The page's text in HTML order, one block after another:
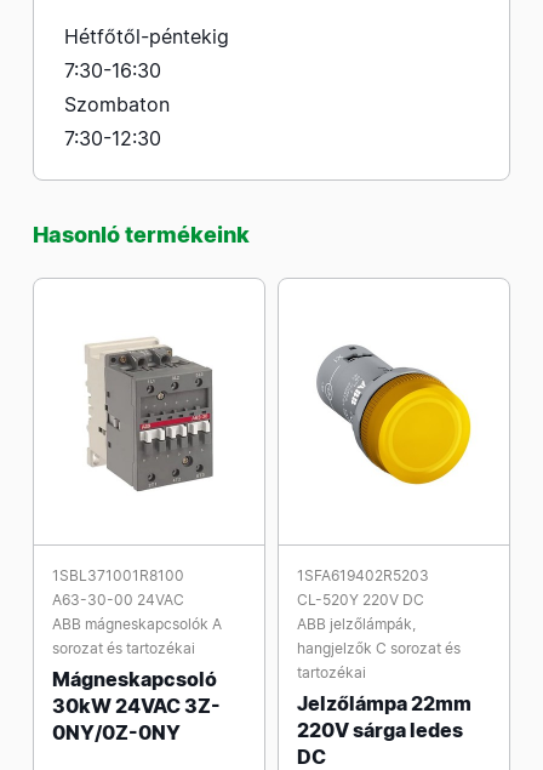
Hétfőtől-péntekig
7:30-16:30
Szombaton
7:30-12:30
Hasonló termékeink
1SBL371001R8100
A63-30-00 24VAC
ABB mágneskapcsolók A
sorozat és tartozékai
Mágneskapcsoló
30kW 24VAC 3Z-
0NY/0Z-0NY
1SFA619402R5203
CL-520Y 220V DC
ABB jelzőlámpák,
hangjelzők C sorozat és
tartozékai
Jelzőlámpa 22mm
220V sárga ledes
DC